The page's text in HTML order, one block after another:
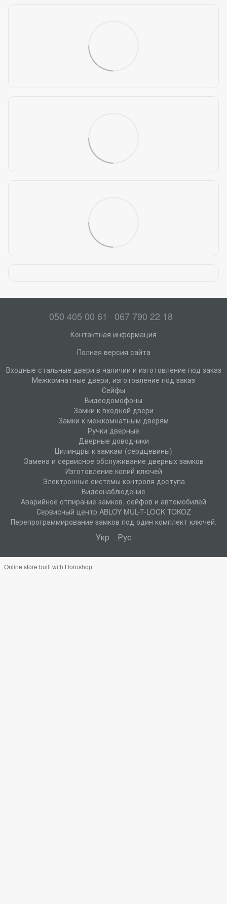
050 405 00 61 067 790 22 18
Контактная информация
Полная версия сайта
Входные стальные двери в наличии и изготовление под заказ
Межкомнатные двери, изготовление под заказ
Сейфы
Видеодомофоны
Замки к входной двери
Замки к межкомнатным дверям
Ручки дверные
Дверные доводчики
Цилиндры к замкам (сердцевины)
Замена и сервисное обслуживание дверных замков
Изготовление копий ключей
Электронные системы контроля доступа
Видеонаблюдение
Аварийное отпирание замков, сейфов и автомобилей
Сервисный центр ABLOY MUL-T-LOCK TOKOZ
Перепрограммирование замков под один комплект ключей.
Укр Рус
Online store built with Horoshop